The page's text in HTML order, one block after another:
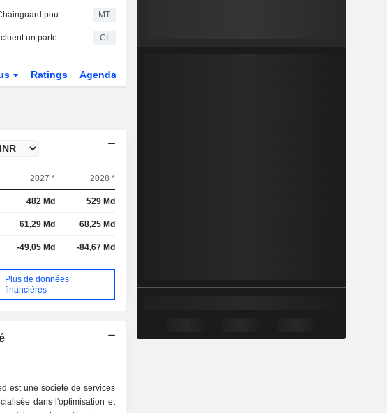
LTM collabore avec Chainguard pour renforcer la sécurité de la chaîne d'approvisionnement logicielle MT
LTM et Cognition concluent un partenariat stratégique pour réduire le risque cyber dans les services financiers grâce à Devin CI
Ratings Agenda
2027 * 2028 *
482 Md 529 Md
61,29 Md 68,25 Md
-49,05 Md -84,67 Md
Plus de données
financières
est une société de services
dans l'optimisation et